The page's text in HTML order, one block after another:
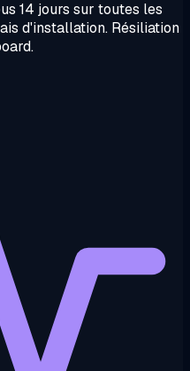
14 jours sur toutes les
d'installation. Résiliation